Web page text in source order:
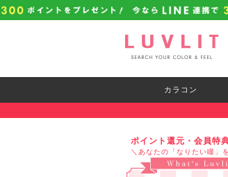
カラコン
ポイント還元・会員特
＼あなたの「なりたい瞳」